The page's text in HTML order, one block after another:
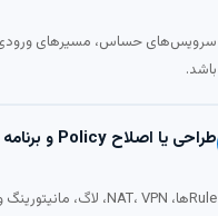
باشد.
طراحی یا اصلاح Policy و برنامه تغییر
Ruleها، NAT، VPN، لاگ، مانیتورینگ و ترتیب اجرای تغییر با سناریوی Rollback آماده می‌شود تا ریسک قطعی کم شود.